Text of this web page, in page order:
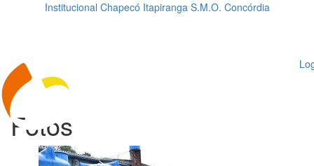
Institucional Chapecó Itapiranga S.M.O. Concórdia
Fotos